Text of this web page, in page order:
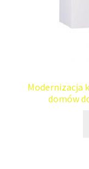
Modernizacja
domów